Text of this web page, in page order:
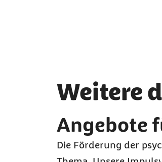
Weitere
Angebote
Die Förderung der